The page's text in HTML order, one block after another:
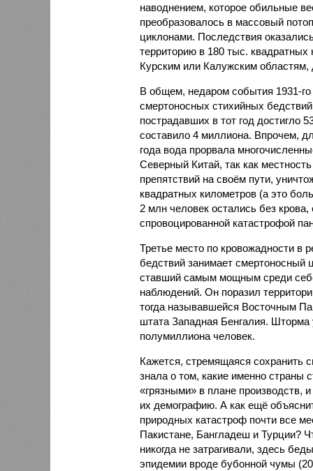
наводнением, которое обильные
преобразовалось в массовый
циклонами. Последствия
территорию в 180 тыс.
Курским или Калужским областям,
В общем, недаром события 1931-
смертоносных стихийных
пострадавших в тот год достигло
составило 4 миллиона. Впрочем,
года вода прорвала
Северный Китай, так как
препятствий на своём пути,
квадратных километров (а это
2 млн человек остались без
спровоцированной катастрофой
Третье место по кровожадности в
бедствий занимает смертоносный
ставший самым мощным среди
наблюдений. Он поразил
тогда называвшейся Восточным
штата Западная Бенгалия. Шторма
полумиллиона человек.
Кажется, стремящаяся сохранить
знала о том, какие именно страны
«грязными» в плане производств,
их демографию. А как ещё
природных катастроф почти все
Пакистане, Бангладеш и Турции?
никогда не затрагивали, здесь
эпидемии вроде бубонной чумы